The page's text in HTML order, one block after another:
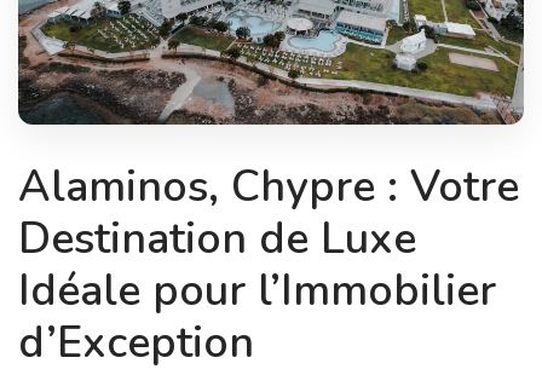
Alaminos, Chypre : Votre
Destination de Luxe
Idéale pour l’Immobilier
d’Exception